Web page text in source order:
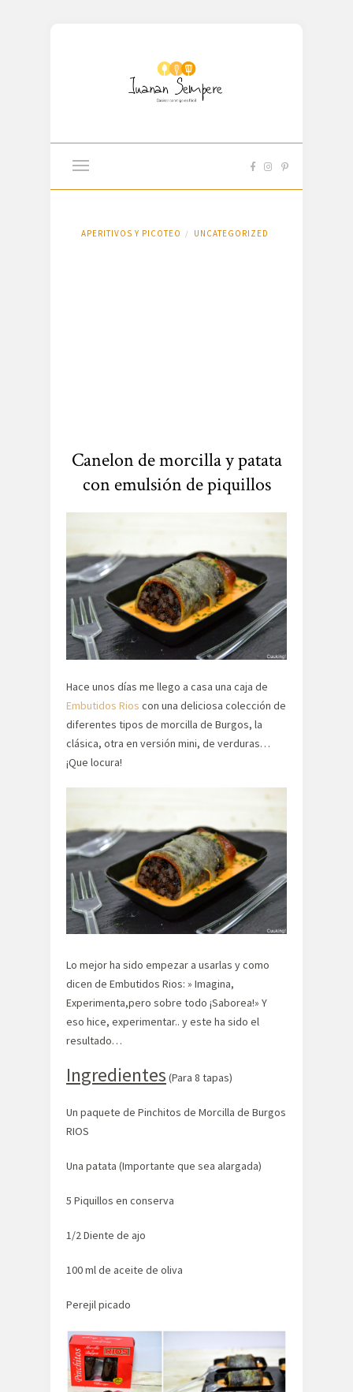
APERITIVOS Y PICOTEO / UNCATEGORIZED
Canelon de morcilla y patata
con emulsión de piquillos
Hace unos días me llego a casa una caja de
Embutidos Rios con una deliciosa colección de
diferentes tipos de morcilla de Burgos, la
clásica, otra en versión mini, de verduras…
¡Que locura!
Lo mejor ha sido empezar a usarlas y como
dicen de Embutidos Rios: » Imagina,
Experimenta,pero sobre todo ¡Saborea!» Y
eso hice, experimentar.. y este ha sido el
resultado…
Ingredientes (Para 8 tapas)
Un paquete de Pinchitos de Morcilla de Burgos
RIOS
Una patata (Importante que sea alargada)
5 Piquillos en conserva
1/2 Diente de ajo
100 ml de aceite de oliva
Perejil picado